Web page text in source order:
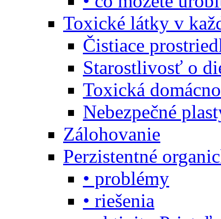
Toxické látky v
Čistiace
Starostlivosť o
Toxická
Nebezpečné
Zálohovanie
Perzistentné
• problémy
• riešenia